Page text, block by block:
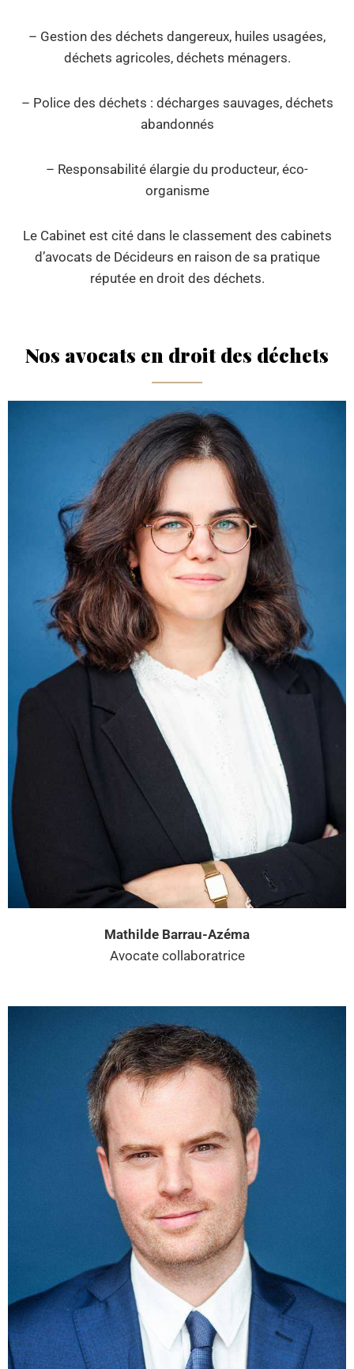
– Gestion des déchets dangereux, huiles usagées,
déchets agricoles, déchets ménagers.
– Police des déchets : décharges sauvages, déchets
abandonnés
– Responsabilité élargie du producteur, éco-
organisme
Le Cabinet est cité dans le classement des cabinets
d’avocats de Décideurs en raison de sa pratique
réputée en droit des déchets.
Nos avocats en droit des déchets
Mathilde Barrau-Azéma
Avocate collaboratrice